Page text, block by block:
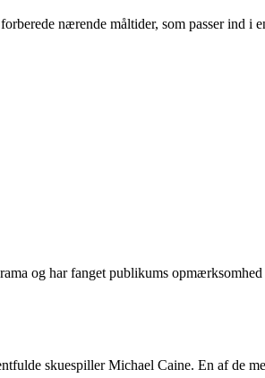
nærende måltider, som passer ind i
og har fanget publikums
skuespiller Michael Caine. En af de